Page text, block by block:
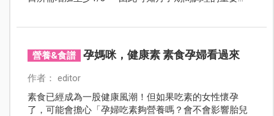
營養&食譜
孕媽咪，健康素 素食孕婦看過來
作者： editor
素食已經成為一股健康風潮！但如果吃素的女性懷孕
了，可能會擔心「孕婦吃素夠營養嗎？會不會影響胎兒